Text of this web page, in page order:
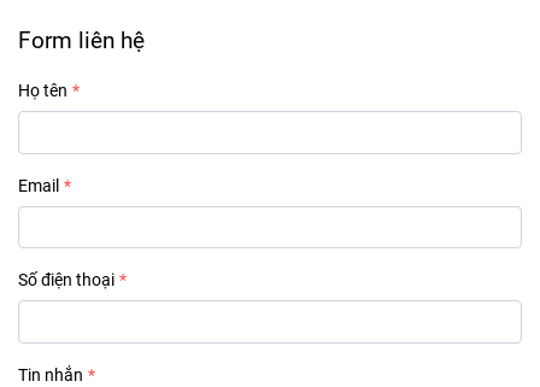
Form liên hệ
Họ tên
Email
Số điện thoại
Tin nhắn